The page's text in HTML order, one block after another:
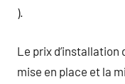
).
Le prix d’installation
mise en place et la